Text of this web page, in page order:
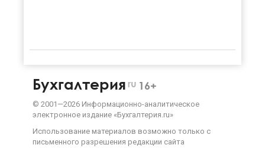
Бухгалтерия ru 16+
© 2001—2026 Информационно-аналитическое
электронное издание «Бухгалтерия.ru»
Использование материалов возможно только с
письменного разрешения редакции сайта